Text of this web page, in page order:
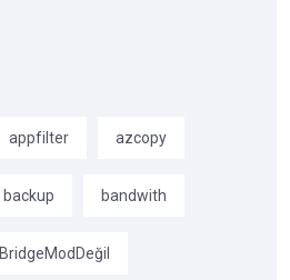
appfilter azcopy
backup bandwith
BridgeModDeğil